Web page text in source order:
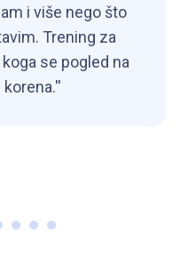
i više nego što
Trening za
se pogled na